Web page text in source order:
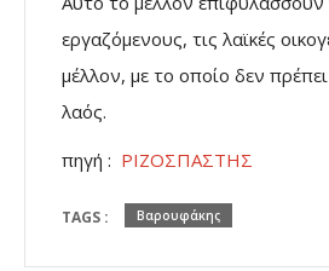
εργαζόμενους, τις λαϊκές
μέλλον, με το οποίο δεν
λαός.
πηγή : ΡΙΖΟΣΠΑΣΤΗΣ
TAGS : Βαρουφάκης